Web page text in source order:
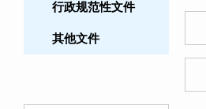
行政规范性文件
其他文件